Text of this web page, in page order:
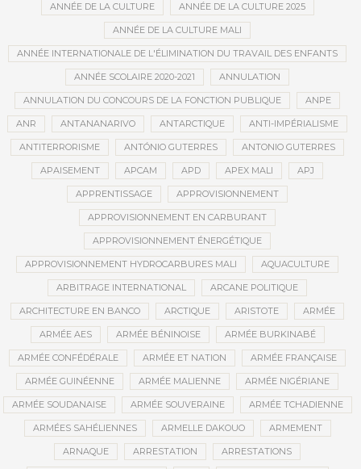
ANNÉE DE LA CULTURE ANNÉE DE LA CULTURE 2025
ANNÉE DE LA CULTURE MALI
ANNÉE INTERNATIONALE DE L'ÉLIMINATION DU TRAVAIL DES ENFANTS
ANNÉE SCOLAIRE 2020-2021 ANNULATION
ANNULATION DU CONCOURS DE LA FONCTION PUBLIQUE ANPE
ANR ANTANANARIVO ANTARCTIQUE ANTI-IMPÉRIALISME
ANTITERRORISME ANTÓNIO GUTERRES ANTONIO GUTERRES
APAISEMENT APCAM APD APEX MALI APJ
APPRENTISSAGE APPROVISIONNEMENT
APPROVISIONNEMENT EN CARBURANT
APPROVISIONNEMENT ÉNERGÉTIQUE
APPROVISIONNEMENT HYDROCARBURES MALI AQUACULTURE
ARBITRAGE INTERNATIONAL ARCANE POLITIQUE
ARCHITECTURE EN BANCO ARCTIQUE ARISTOTE ARMÉE
ARMÉE AES ARMÉE BÉNINOISE ARMÉE BURKINABÉ
ARMÉE CONFÉDÉRALE ARMÉE ET NATION ARMÉE FRANÇAISE
ARMÉE GUINÉENNE ARMÉE MALIENNE ARMÉE NIGÉRIANE
ARMÉE SOUDANAISE ARMÉE SOUVERAINE ARMÉE TCHADIENNE
ARMÉES SAHÉLIENNES ARMELLE DAKOUO ARMEMENT
ARNAQUE ARRESTATION ARRESTATIONS